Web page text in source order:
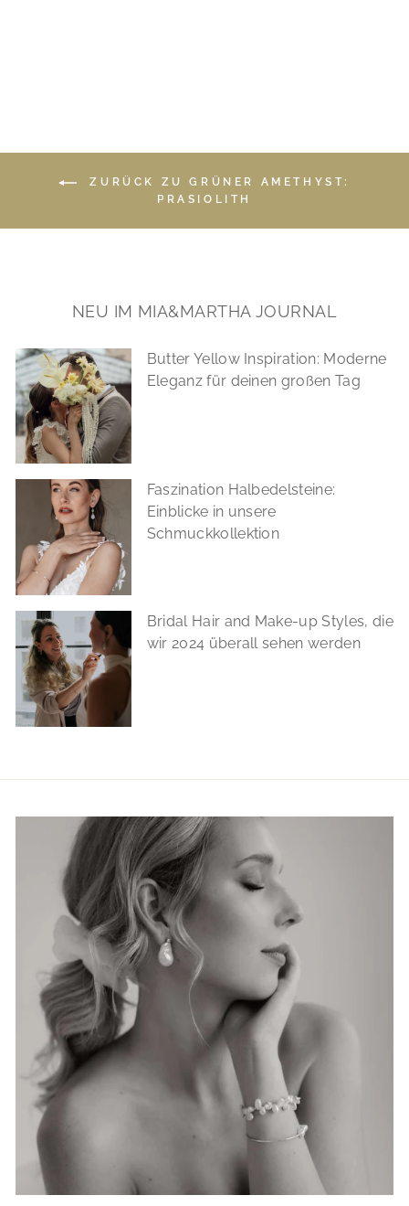
ZURÜCK ZU GRÜNER AMETHYST:
PRASIOLITH
NEU IM MIA&MARTHA JOURNAL
Butter Yellow Inspiration: Moderne
Eleganz für deinen großen Tag
Faszination Halbedelsteine:
Einblicke in unsere
Schmuckkollektion
Bridal Hair and Make-up Styles, die
wir 2024 überall sehen werden